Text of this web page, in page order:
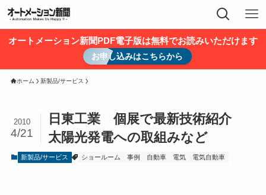
オートメーション新聞PDF電子版は無料でお読みいただけます
お申し込みはこちらから
ホーム 新製品/サービス
日東工業 個展で最新技術紹介
太陽光発電への取組みなど
2010
4/21
新製品/サービス ショールーム 事例 自動車 電気 電気自動車